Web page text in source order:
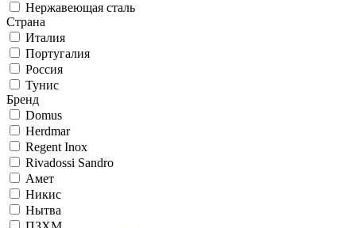
Нержавеющая сталь
Страна
Италия
Португалия
Россия
Тунис
Бренд
Domus
Herdmar
Regent Inox
Rivadossi Sandro
Амет
Никис
Нытва